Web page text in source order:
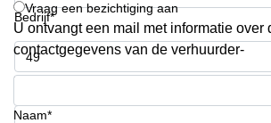
Coworking
Haarlem
Kantoor
Huren
Hengelo
Bedrijf*
Telefoonnummer*
Vraag een bezichtiging aan
U ontvangt een mail met informatie over
contactgegevens van de verhuurder-
Naam*